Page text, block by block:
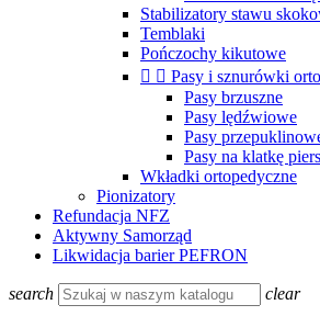
Stabilizatory stawu
Temblaki
Pończochy kikutowe
  Pasy i sznurówki
Pasy brzuszne
Pasy lędźwiowe
Pasy
Pasy na klatkę
Wkładki ortopedyczne
Pionizatory
Refundacja NFZ
Aktywny Samorząd
Likwidacja barier PEFRON
search clear